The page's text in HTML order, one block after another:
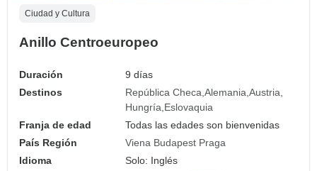
Ciudad y Cultura
Anillo Centroeuropeo
Duración
9 días
Destinos
República Checa Alemania Austria
Hungría Eslovaquia
Franja de edad
Todas las edades son bienvenidas
País Región
Viena Budapest Praga
Idioma
Solo: Inglés